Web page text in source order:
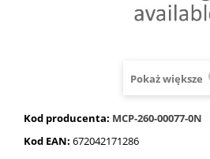
Pokaż większe
Kod producenta: MCP-260-00077-0N
Kod EAN: 672042171286